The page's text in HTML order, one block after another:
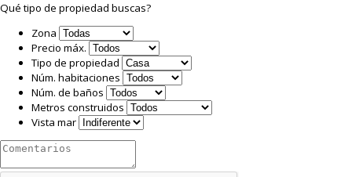
Qué tipo de propiedad buscas?
Zona
Precio máx.
Tipo de propiedad
Núm. habitaciones
Núm. de baños
Metros construidos
Vista mar